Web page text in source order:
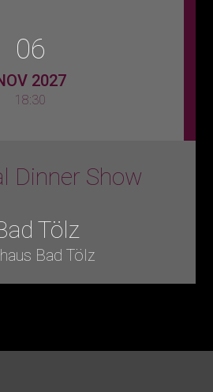
06
2027
18:30
Dinner Show
Tölz
Bad Tölz